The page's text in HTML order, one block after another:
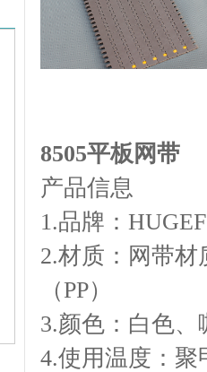
8505平板网带
产品信息
1.品牌：
2.材质：网带
（PP）
3.颜色：白色、
4.使用温度：